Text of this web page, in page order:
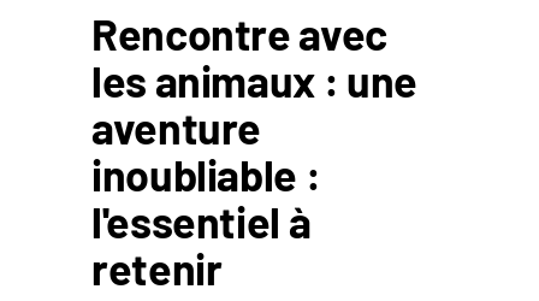
Rencontre avec
les animaux : une
aventure
inoubliable :
l'essentiel à
retenir